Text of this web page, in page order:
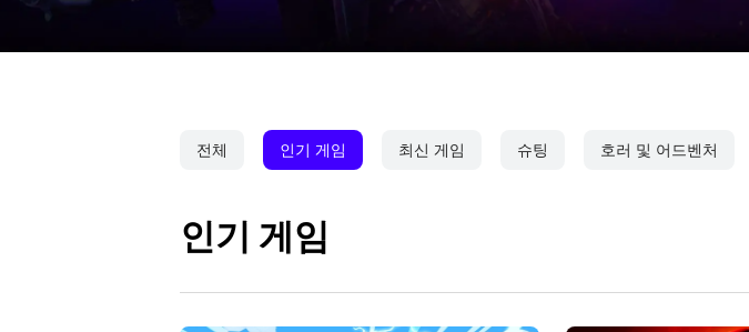
전체 인기 게임 최신 게임 슈팅 호러 및 어드벤처
인기 게임